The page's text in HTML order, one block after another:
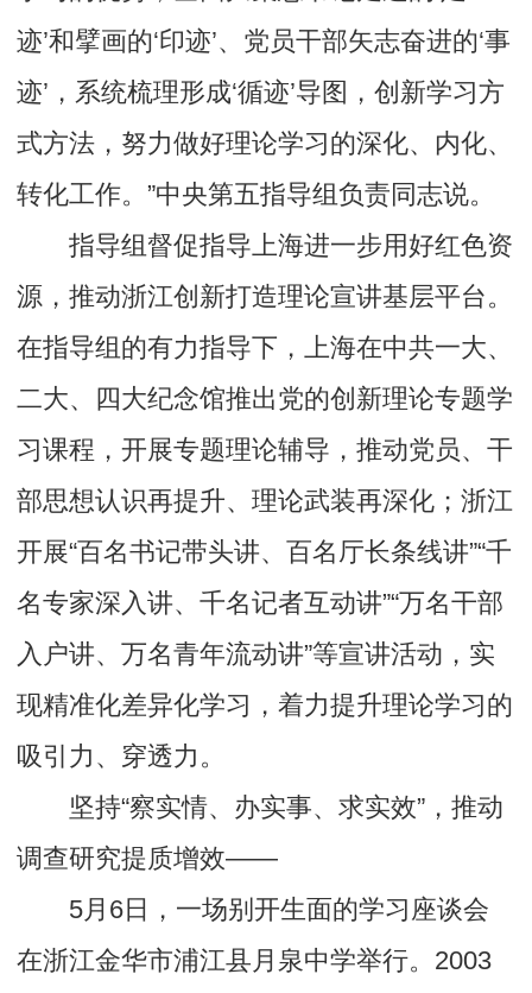
迹’和擘画的‘印迹’、党员干部矢志奋进的‘事
迹’，系统梳理形成‘循迹’导图，创新学习方
式方法，努力做好理论学习的深化、内化、
转化工作。”中央第五指导组负责同志说。
指导组督促指导上海进一步用好红色资
源，推动浙江创新打造理论宣讲基层平台。
在指导组的有力指导下，上海在中共一大、
二大、四大纪念馆推出党的创新理论专题学
习课程，开展专题理论辅导，推动党员、干
部思想认识再提升、理论武装再深化；浙江
开展“百名书记带头讲、百名厅长条线讲”“千
名专家深入讲、千名记者互动讲”“万名干部
入户讲、万名青年流动讲”等宣讲活动，实
现精准化差异化学习，着力提升理论学习的
吸引力、穿透力。
坚持“察实情、办实事、求实效”，推动
调查研究提质增效——
5月6日，一场别开生面的学习座谈会
在浙江金华市浦江县月泉中学举行。2003